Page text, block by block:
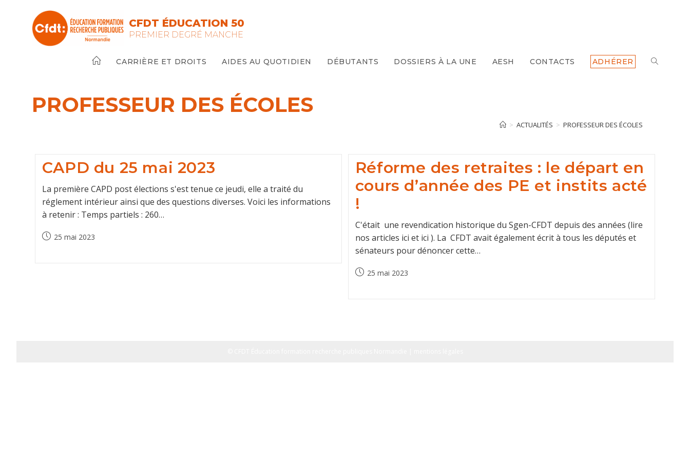
CFDT ÉDUCATION 50
PREMIER DEGRÉ MANCHE
CARRIÈRE ET DROITS AIDES AU QUOTIDIEN DÉBUTANTS DOSSIERS À LA UNE AESH CONTACTS ADHÉRER TOGGLE
PROFESSEUR DES ÉCOLES
> ACTUALITÉS > PROFESSEUR DES ÉCOLES
CAPD du 25 mai 2023
La première CAPD post élections s'est tenue ce jeudi, elle a traité du
réglement intérieur ainsi que des questions diverses. Voici les informations
à retenir : Temps partiels : 260…
Publication
25 mai 2023
Réforme des retraites : le départ en
cours d’année des PE et instits acté
!
C'était une revendication historique du Sgen-CFDT depuis des années (lire
nos articles ici et ici ). La CFDT avait également écrit à tous les députés et
sénateurs pour dénoncer cette…
Publication
25 mai 2023